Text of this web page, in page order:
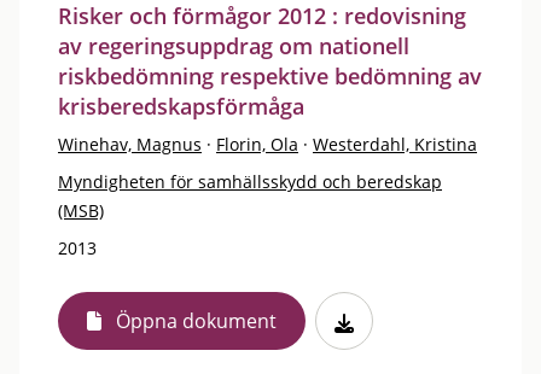
Risker och förmågor 2012 : redovisning
av regeringsuppdrag om nationell
riskbedömning respektive bedömning av
krisberedskapsförmåga
Winehav, Magnus · Florin, Ola · Westerdahl, Kristina
Myndigheten för samhällsskydd och beredskap
(MSB)
2013
Öppna dokument